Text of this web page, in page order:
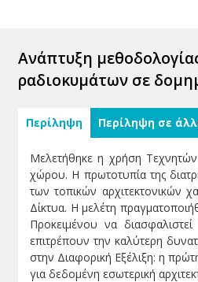
Ανάπτυξη
ραδιοκυμάτων σε
Περίληψη Περίληψη σε
Μελετήθηκε η χρήση
χώρου. Η πρωτοτυπία της
των τοπικών αρχιτεκτονικών
Δίκτυα. Η μελέτη
Προκειμένου να
επιτρέπουν την καλύτερη
στην Διαφορική Εξέλιξη: η
για δεδομένη εσωτερική